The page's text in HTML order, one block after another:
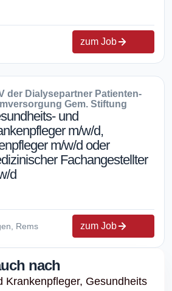
zum Job
der Dialysepartner Patienten-
Gem. Stiftung
und
m/w/d,
m/w/d oder
Fachangestellter
d
Rems zum Job
nach
Krankenpfleger, Gesundheits